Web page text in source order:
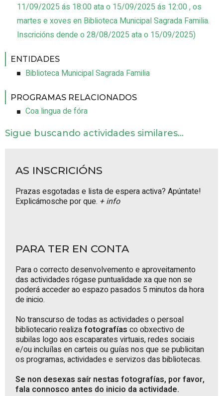
11/09/2025 ás 18:00 ata o 15/09/2025 ás 12:00 , os
martes e xoves en Biblioteca Municipal Sagrada Familia.
Inscricións dende o 28/08/2025 ata o 15/09/2025)
ENTIDADES
Biblioteca Municipal Sagrada Familia
PROGRAMAS RELACIONADOS
Coa lingua de fóra
Sigue buscando actividades similares...
AS INSCRICIÓNS
Prazas esgotadas e lista de espera activa? Apúntate!
Explicámosche por que. + info
PARA TER EN CONTA
Para o correcto desenvolvemento e aproveitamento
das actividades rógase puntualidade xa que non se
poderá acceder ao espazo pasados 5 minutos da hora
de inicio.
No transcurso de todas as actividades o persoal
bibliotecario realizafotografías co obxectivo de
subilas logo aos escaparates virtuais, redes sociais
e/ou incluílas en carteis ou guías nos que se publicitan
os programas, actividades e servizos das bibliotecas.
Se non desexas saír nestas fotografías, por favor,
fala connosco antes do inicio da actividade.